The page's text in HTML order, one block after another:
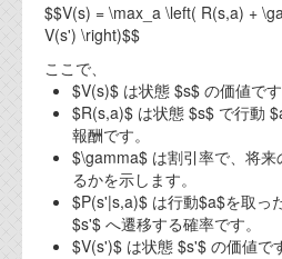
$$V(s) = \max_a \left( R(s,a) +
V(s') \right)$$
ここで、
$V(s)$ は状態 $s$ の価値です
$R(s,a)$ は状態 $s$ で行動
報酬です。
$\gamma$ は割引率で、将
るかを示します。
$P(s'|s,a)$ は行動$a$を取っ
$s'$ へ遷移する確率です。
$V(s')$ は状態 $s'$ の価値で